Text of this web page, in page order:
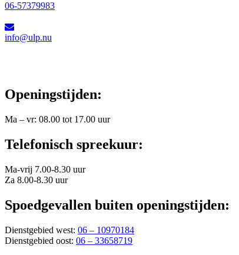
06-57379983
info@ulp.nu
Openingstijden:
Ma – vr: 08.00 tot 17.00 uur
Telefonisch spreekuur:
Ma-vrij 7.00-8.30 uur
Za 8.00-8.30 uur
Spoedgevallen buiten openingstijden:
Dienstgebied west: 06 – 10970184
Dienstgebied oost: 06 – 33658719